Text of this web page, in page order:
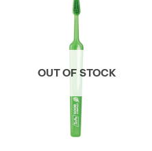
OUT OF STOCK